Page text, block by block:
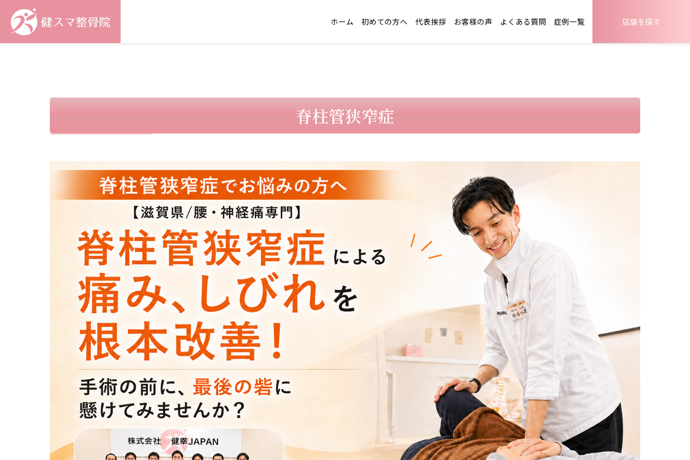
ホーム 初めての方へ 代表挨拶 お客様の声 よくある質問 症例一覧 店舗を探す
脊柱管狭窄症